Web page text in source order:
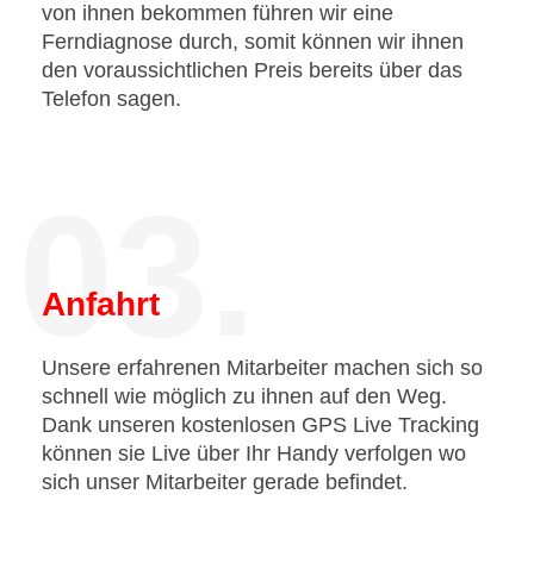
von ihnen bekommen führen wir eine
Ferndiagnose durch, somit können wir ihnen
den voraussichtlichen Preis bereits über das
Telefon sagen.
03.
Anfahrt
Unsere erfahrenen Mitarbeiter machen sich so
schnell wie möglich zu ihnen auf den Weg.
Dank unseren kostenlosen GPS Live Tracking
können sie Live über Ihr Handy verfolgen wo
sich unser Mitarbeiter gerade befindet.